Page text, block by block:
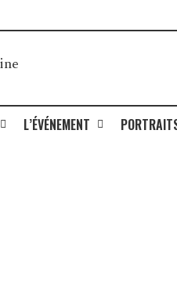
L’ÉVÉNEMENT